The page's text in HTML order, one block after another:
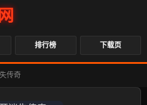
排行榜 下载页
传奇